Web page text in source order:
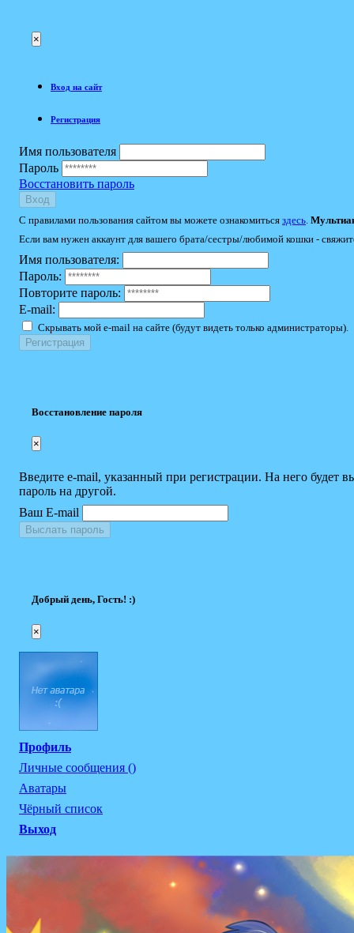
×
Вход на сайт
Регистрация
Имя пользователя
Пароль
Восстановить пароль
Вход
С правилами пользования сайтом вы можете ознакомиться здесь
Если вам нужен аккаунт для вашего брата/сестры/любимой кошки -
Имя пользователя:
Пароль:
Повторите пароль:
E-mail:
Скрывать мой e-mail на сайте (будут видеть только администраторы).
Восстановление пароля
×
Введите e-mail, указанный при регистрации. На него будет
пароль на другой.
Ваш E-mail
Выслать пароль
Добрый день, Гость! :)
×
Профиль
Личные сообщения ()
Аватары
Чёрный список
Выход